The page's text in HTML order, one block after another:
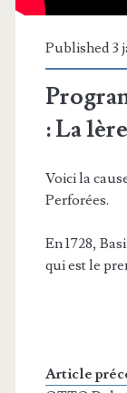
Published 3
: La
Voici la
Perforées.
En 1728,
qui est le
Article